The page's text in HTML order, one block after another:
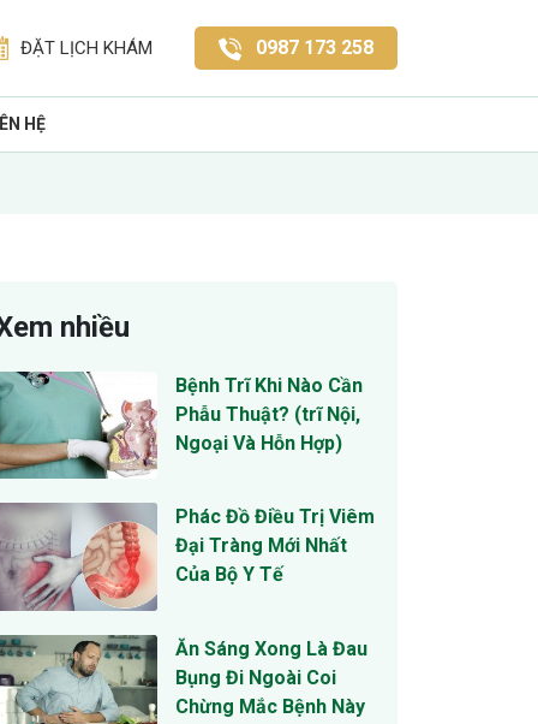
ĐẶT LỊCH KHÁM 0987 173 258
HỆ
nhiều
Bệnh Trĩ Khi Nào Cần
Phẫu Thuật? (trĩ Nội,
Ngoại Và Hỗn Hợp)
Phác Đồ Điều Trị Viêm
Đại Tràng Mới Nhất
Của Bộ Y Tế
Ăn Sáng Xong Là Đau
Bụng Đi Ngoài Coi
Chừng Mắc Bệnh Này